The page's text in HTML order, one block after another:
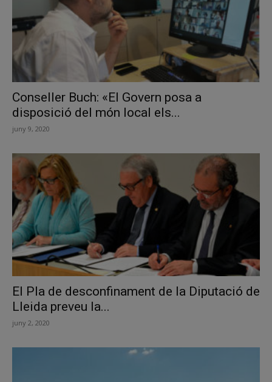
Conseller Buch: «El Govern posa a
disposició del món local els...
juny 9, 2020
El Pla de desconfinament de la Diputació de
Lleida preveu la...
juny 2, 2020